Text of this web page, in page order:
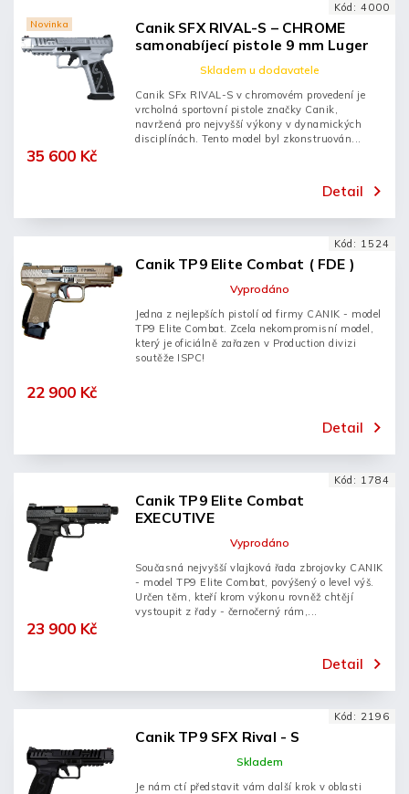
Novinka
Canik SFX RIVAL-S – CHROME
samonabíjecí pistole 9 mm Luger
Skladem u dodavatele
35 600 Kč
Detail
Canik SFx RIVAL-S v chromovém provedení je
vrcholná sportovní pistole značky Canik,
navržená pro nejvyšší výkony v dynamických
disciplínách. Tento model byl zkonstruován...
Kód: 4000
Canik TP9 Elite Combat ( FDE )
Vyprodáno
22 900 Kč
Detail
Jedna z nejlepších pistolí od firmy CANIK - model
TP9 Elite Combat. Zcela nekompromisní model,
který je oficiálně zařazen v Production divizi
soutěže ISPC!
Kód: 1524
Canik TP9 Elite Combat
EXECUTIVE
Vyprodáno
23 900 Kč
Detail
Současná nejvyšší vlajková řada zbrojovky CANIK
- model TP9 Elite Combat, povýšený o level výš.
Určen těm, kteří krom výkonu rovněž chtějí
vystoupit z řady - černočerný rám,...
Kód: 1784
Canik TP9 SFX Rival - S
Skladem
Je nám ctí představit vám další krok v oblasti
Kód: 2196